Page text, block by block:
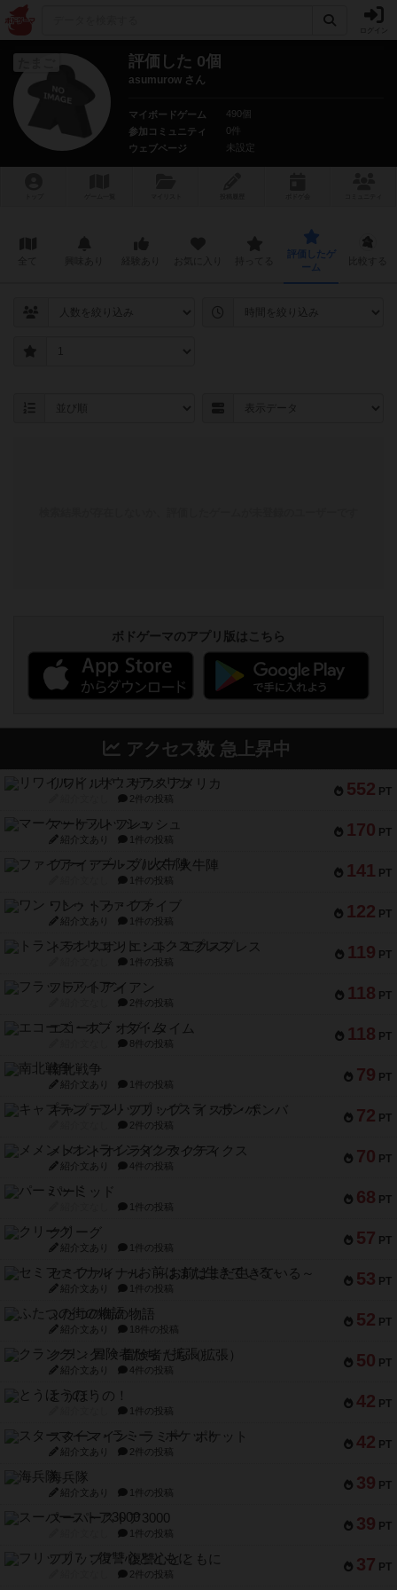
評価した 0個
asumurow さん
マイボードゲーム
490個
参加コミュニティ
0件
ウェブページ
未設定
評価したゲ
ーム
ボドゲーマのアプリ版はこちら
アクセス数 急上昇中
552 PT
リワイルド：サウスアメリカ
2件の投稿
170 PT
マーケットフレッシュ
紹介文あり 1件の投稿
141 PT
ファイアー・ブルズ / 火牛陣
1件の投稿
122 PT
ワン・トゥ・ファイブ
紹介文あり 1件の投稿
119 PT
トランスオリエント・エクスプレス
1件の投稿
118 PT
フラットアイアン
2件の投稿
118 PT
エコーズ・オブ・タイム
8件の投稿
79 PT
南北戦争
紹介文あり 1件の投稿
72 PT
キャプテン・フリップ：イスラ・ボンバ
2件の投稿
70 PT
メメントオンラインタクティクス
紹介文あり 4件の投稿
68 PT
パーミッド
1件の投稿
57 PT
クリーグ
紹介文あり 1件の投稿
53 PT
セミファイナル ～お前はまだ生きている～
紹介文あり 1件の投稿
52 PT
ふたつの街の物語
紹介文あり 18件の投稿
50 PT
クランク! ：冒険者たち（拡張）
紹介文あり 4件の投稿
42 PT
とうほうの！
1件の投稿
42 PT
スターマイン・ラミー ポケット
紹介文あり 2件の投稿
39 PT
海兵隊
紹介文あり 1件の投稿
39 PT
スーパーストア3000
1件の投稿
37 PT
フリップ７：復讐心とともに
2件の投稿